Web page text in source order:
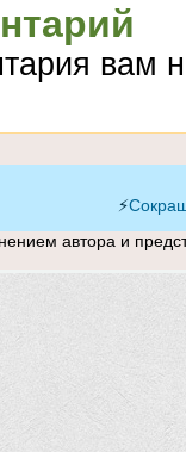
вам
⚡
автора и